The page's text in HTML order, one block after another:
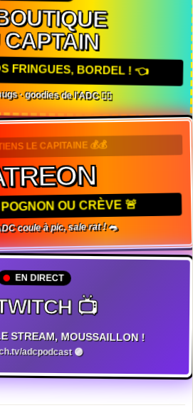
CAPTAIN
FRINGUES, BORDEL ! 👈
· goodies de l'ADC 🏴‍☠️
LE CAPITAINE 💰💰
OU CRÈVE 🚨
coule à pic, sale rat ! 🐀
EN DIRECT
📺
STREAM, MOUSSAILLON !
adcpodcast 🟣